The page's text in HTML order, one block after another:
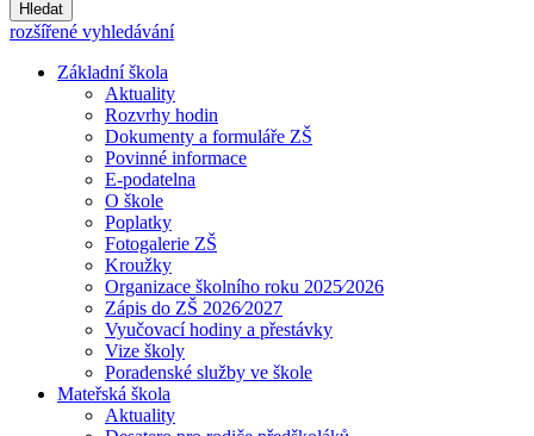
Hledat
rozšířené vyhledávání
Základní škola
Aktuality
Rozvrhy hodin
Dokumenty a formuláře ZŠ
Povinné informace
E-podatelna
O škole
Poplatky
Fotogalerie ZŠ
Kroužky
Organizace školního roku 2025⁄2026
Zápis do ZŠ 2026⁄2027
Vyučovací hodiny a přestávky
Vize školy
Poradenské služby ve škole
Mateřská škola
Aktuality